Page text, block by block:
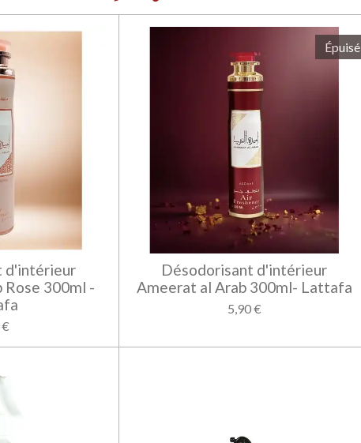
d'intérieur
300ml -
€
Épuisé
Désodorisant d'intérieur
Ameerat al Arab 300ml- Lattafa
5,90 €